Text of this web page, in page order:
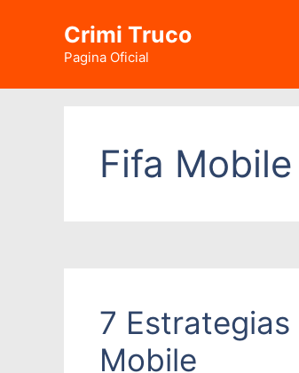
contenido
Crimi Truco
Pagina Oficial
Fifa Mobile
7
Mobile